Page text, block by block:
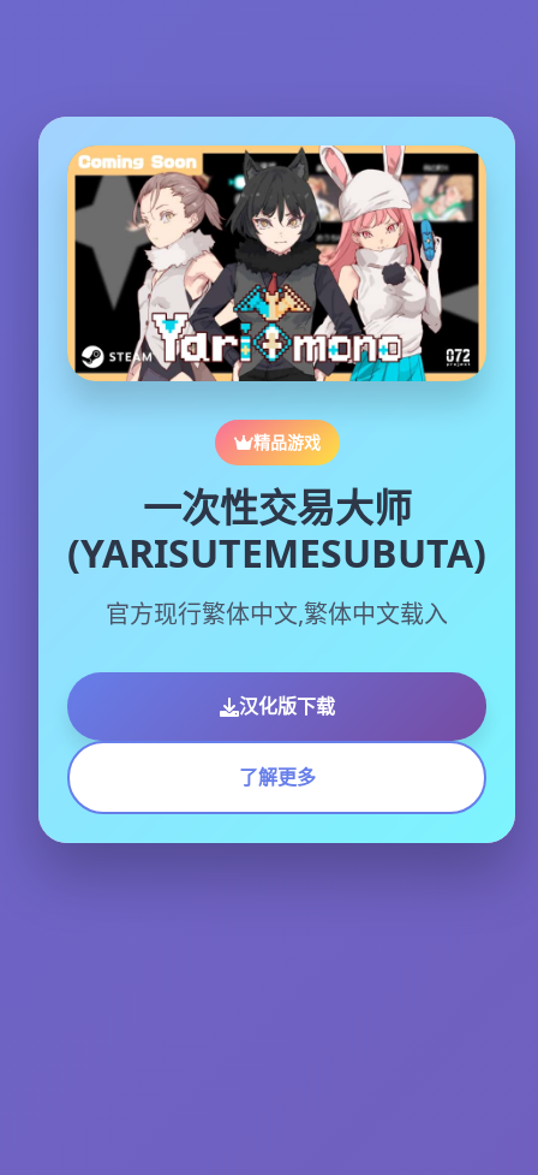
精品游戏
一次性交易大师
(YARISUTEMESUBUTA)
官方现行繁体中文,繁体中文载入
汉化版下载
了解更多